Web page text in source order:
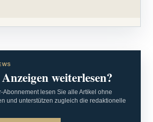
weiterlesen?
Abonnement lesen Sie alle Artikel ohne
und unterstützen zugleich die redaktionelle